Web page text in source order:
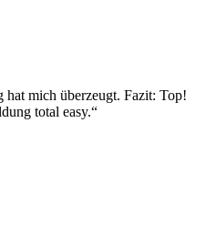
mich überzeugt. Fazit: Top!
total easy.“